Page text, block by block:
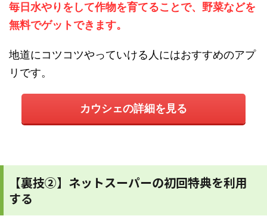
毎日水やりをして作物を育てることで、野菜などを
無料でゲットできます。
地道にコツコツやっていける人にはおすすめのアプ
リです。
カウシェの詳細を見る
【裏技②】ネットスーパーの初回特典を利用
する